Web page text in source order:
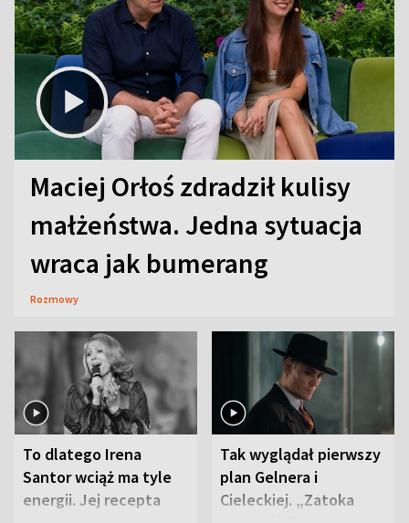
Maciej Orłoś zdradził kulisy
małżeństwa. Jedna sytuacja
wraca jak bumerang
Rozmowy
To dlatego Irena
Santor wciąż ma tyle
energii. Jej recepta
Tak wyglądał pierwszy
plan Gelnera i
Cieleckiej. „Zatoka